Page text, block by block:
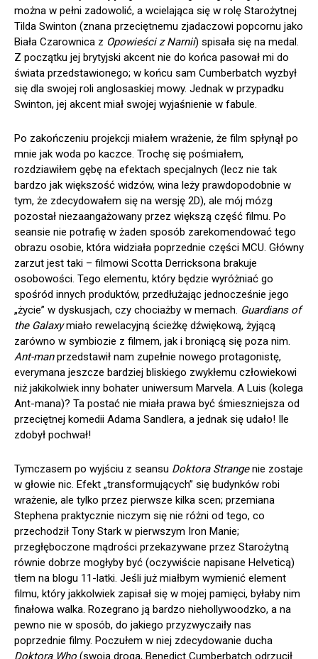
można w pełni zadowolić, a wcielająca się w rolę Starożytnej
Tilda Swinton (znana przeciętnemu zjadaczowi popcornu jako
Biała Czarownica z Opowieści z Narnii) spisała się na medal.
Z początku jej brytyjski akcent nie do końca pasował mi do
świata przedstawionego; w końcu sam Cumberbatch wyzbył
się dla swojej roli anglosaskiej mowy. Jednak w przypadku
Swinton, jej akcent miał swojej wyjaśnienie w fabule.
Po zakończeniu projekcji miałem wrażenie, że film spłynął po
mnie jak woda po kaczce. Trochę się pośmiałem,
rozdziawiłem gębę na efektach specjalnych (lecz nie tak
bardzo jak większość widzów, wina leży prawdopodobnie w
tym, że zdecydowałem się na wersję 2D), ale mój mózg
pozostał niezaangażowany przez większą część filmu. Po
seansie nie potrafię w żaden sposób zarekomendować tego
obrazu osobie, która widziała poprzednie części MCU. Główny
zarzut jest taki – filmowi Scotta Derricksona brakuje
osobowości. Tego elementu, który będzie wyróżniać go
spośród innych produktów, przedłużając jednocześnie jego
„życie” w dyskusjach, czy chociażby w memach. Guardians of
the Galaxymiało rewelacyjną ścieżkę dźwiękową, żyjącą
zarówno w symbiozie z filmem, jak i broniącą się poza nim.
Ant-manprzedstawił nam zupełnie nowego protagonistę,
everymana jeszcze bardziej bliskiego zwykłemu człowiekowi
niż jakikolwiek inny bohater uniwersum Marvela. A Luis (kolega
Ant-mana)? Ta postać nie miała prawa być śmieszniejsza od
przeciętnej komedii Adama Sandlera, a jednak się udało! Ile
zdobył pochwał!
Tymczasem po wyjściu z seansu Doktora Strangenie zostaje
w głowie nic. Efekt „transformujących” się budynków robi
wrażenie, ale tylko przez pierwsze kilka scen; przemiana
Stephena praktycznie niczym się nie różni od tego, co
przechodził Tony Stark w pierwszym Iron Manie;
przegłęboczone mądrości przekazywane przez Starożytną
równie dobrze mogłyby być (oczywiście napisane Helveticą)
tłem na blogu 11-latki. Jeśli już miałbym wymienić element
filmu, który jakkolwiek zapisał się w mojej pamięci, byłaby nim
finałowa walka. Rozegrano ją bardzo niehollywoodzko, a na
pewno nie w sposób, do jakiego przyzwyczaiły nas
poprzednie filmy. Poczułem w niej zdecydowanie ducha
Doktora Who (swoją drogą, Benedict Cumberbatch odrzucił